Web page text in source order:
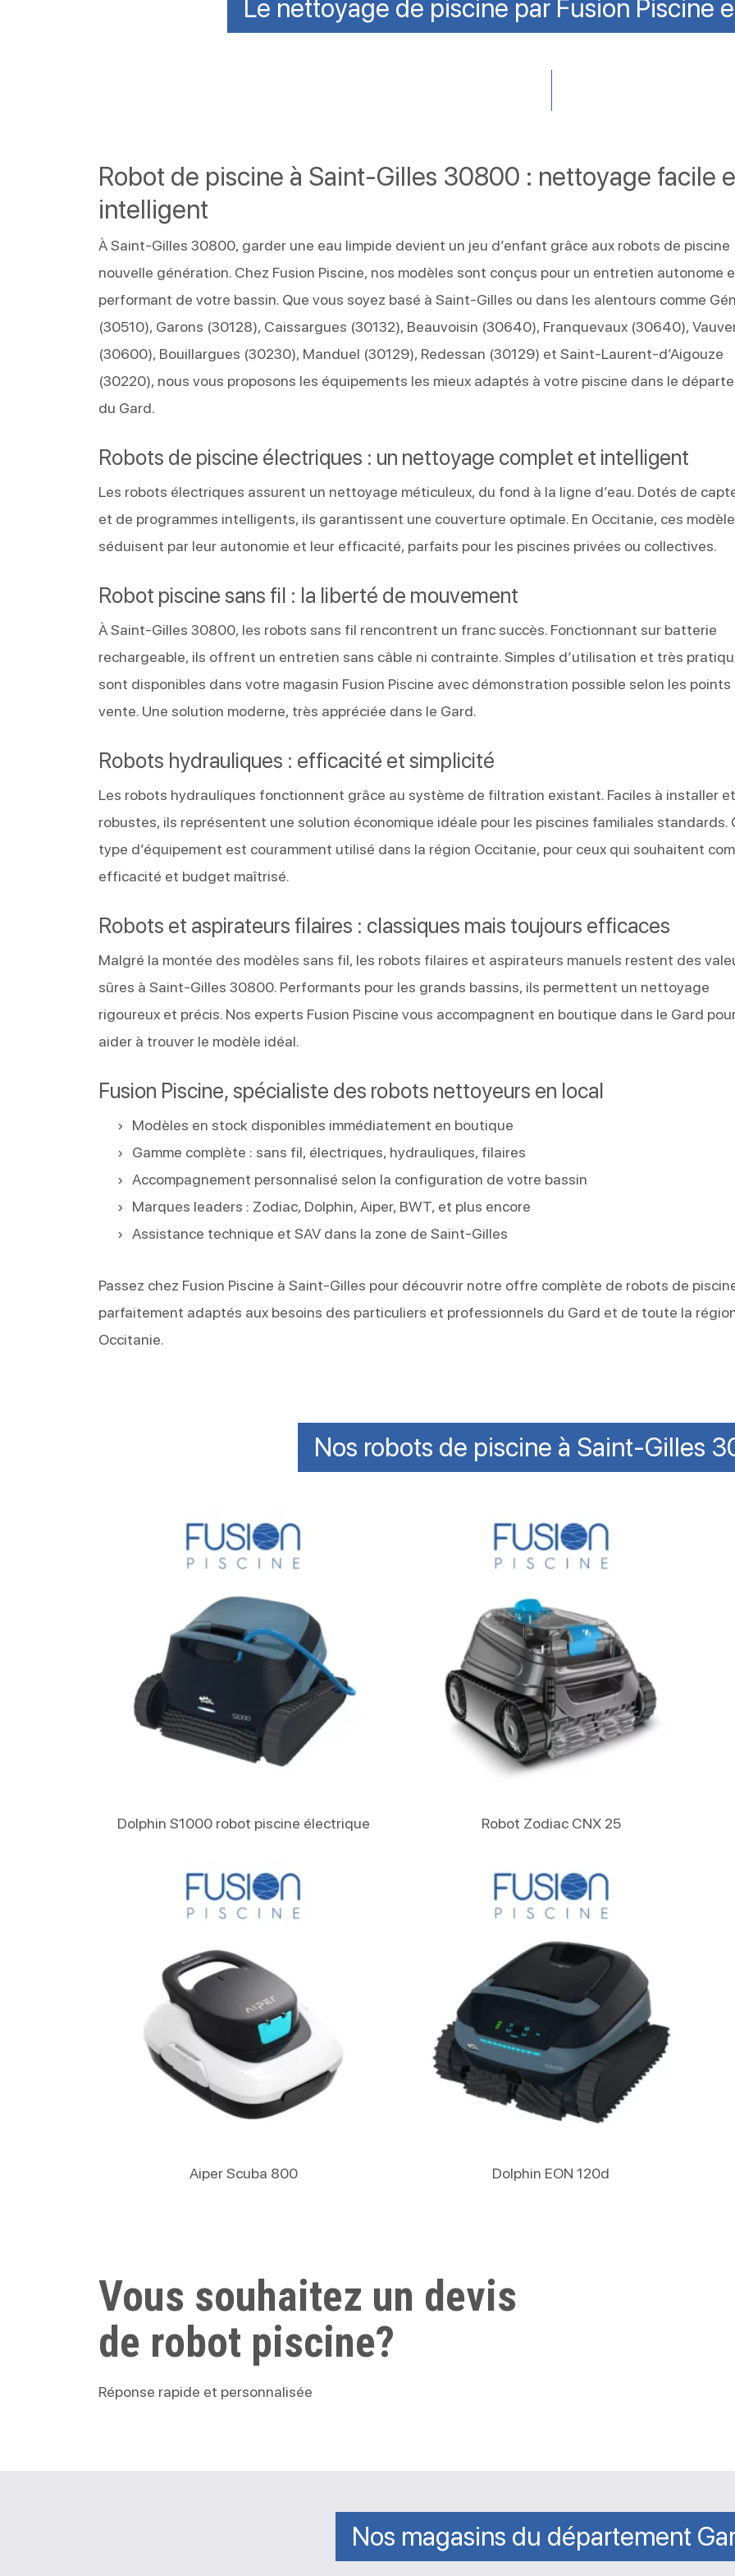
Le nettoyage de piscine par Fusion Piscine
Robot de piscine à Saint-Gilles 30800 : nettoyage facile
intelligent
À Saint-Gilles 30800, garder une eau limpide devient un jeu d’enfant grâce aux robots de piscine
nouvelle génération. Chez Fusion Piscine, nos modèles sont conçus pour un entretien autonome
performant de votre bassin. Que vous soyez basé à Saint-Gilles ou dans les alentours comme
(30510), Garons (30128), Caissargues (30132), Beauvoisin (30640), Franquevaux (30640),
(30600), Bouillargues (30230), Manduel (30129), Redessan (30129) et Saint-Laurent-d’Aigouze
(30220), nous vous proposons les équipements les mieux adaptés à votre piscine dans le
du Gard.
Robots de piscine électriques : un nettoyage complet et intelligent
Les robots électriques assurent un nettoyage méticuleux, du fond à la ligne d’eau. Dotés de
et de programmes intelligents, ils garantissent une couverture optimale. En Occitanie, ces
séduisent par leur autonomie et leur efficacité, parfaits pour les piscines privées ou collectives.
Robot piscine sans fil : la liberté de mouvement
À Saint-Gilles 30800, les robots sans fil rencontrent un franc succès. Fonctionnant sur batterie
rechargeable, ils offrent un entretien sans câble ni contrainte. Simples d’utilisation et très
sont disponibles dans votre magasin Fusion Piscine avec démonstration possible selon les points
vente. Une solution moderne, très appréciée dans le Gard.
Robots hydrauliques : efficacité et simplicité
Les robots hydrauliques fonctionnent grâce au système de filtration existant. Faciles à installer et
robustes, ils représentent une solution économique idéale pour les piscines familiales standards.
type d’équipement est couramment utilisé dans la région Occitanie, pour ceux qui souhaitent
efficacité et budget maîtrisé.
Robots et aspirateurs filaires : classiques mais toujours efficaces
Malgré la montée des modèles sans fil, les robots filaires et aspirateurs manuels restent des
sûres à Saint-Gilles 30800. Performants pour les grands bassins, ils permettent un nettoyage
rigoureux et précis. Nos experts Fusion Piscine vous accompagnent en boutique dans le Gard
aider à trouver le modèle idéal.
Fusion Piscine, spécialiste des robots nettoyeurs en local
Modèles en stock disponibles immédiatement en boutique
Gamme complète : sans fil, électriques, hydrauliques, filaires
Accompagnement personnalisé selon la configuration de votre bassin
Marques leaders : Zodiac, Dolphin, Aiper, BWT, et plus encore
Assistance technique et SAV dans la zone de Saint-Gilles
Passez chez Fusion Piscine à Saint-Gilles pour découvrir notre offre complète de robots de
parfaitement adaptés aux besoins des particuliers et professionnels du Gard et de toute la
Occitanie.
Nos robots de piscine à Saint-Gilles
Dolphin S1000 robot piscine électrique Robot Zodiac CNX 25
Aiper Scuba 800 Dolphin EON 120d
Vous souhaitez un devis
de robot piscine?
Réponse rapide et personnalisée
Nos magasins du département